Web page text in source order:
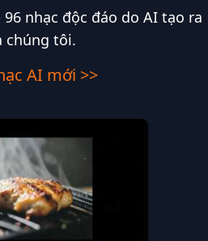
nhạc độc đáo do AI tạo ra
chúng tôi.
AI mới >>